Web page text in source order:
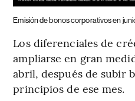
Emisión de bonos corporativos en
Los diferenciales de
ampliarse en gran
abril, después de subir
principios de ese mes.